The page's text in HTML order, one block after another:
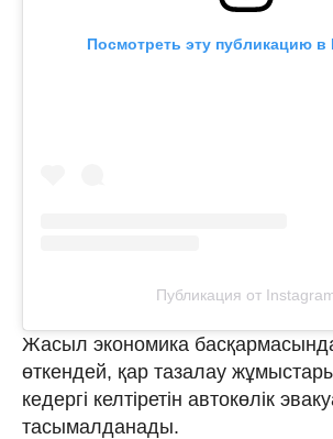
Посмотреть эту публикацию в
Публикация от
Жасыл экономика
өткендей, қар тазалау
кедергі келтіретін автокөлік
тасымалданады.